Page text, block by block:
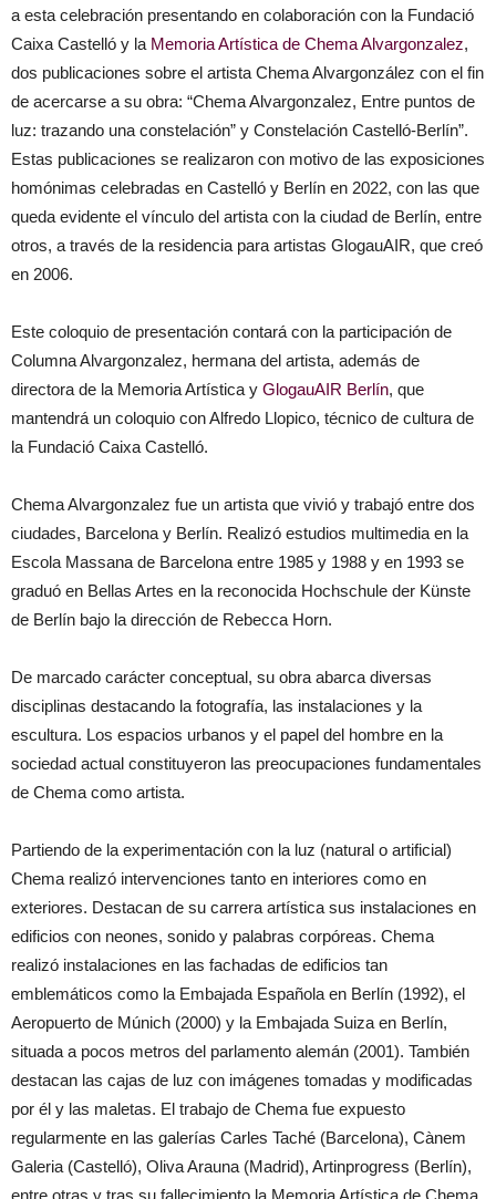
a esta celebración presentando en colaboración con la Fundació
Caixa Castelló y la Memoria Artística de Chema Alvargonzalez,
dos publicaciones sobre el artista Chema Alvargonzález con el fin
de acercarse a su obra: “Chema Alvargonzalez, Entre puntos de
luz: trazando una constelación” y Constelación Castelló-Berlín”.
Estas publicaciones se realizaron con motivo de las exposiciones
homónimas celebradas en Castelló y Berlín en 2022, con las que
queda evidente el vínculo del artista con la ciudad de Berlín, entre
otros, a través de la residencia para artistas GlogauAIR, que creó
en 2006.
Este coloquio de presentación contará con la participación de
Columna Alvargonzalez, hermana del artista, además de
directora de la Memoria Artística y GlogauAIR Berlín, que
mantendrá un coloquio con Alfredo Llopico, técnico de cultura de
la Fundació Caixa Castelló.
Chema Alvargonzalez fue un artista que vivió y trabajó entre dos
ciudades, Barcelona y Berlín. Realizó estudios multimedia en la
Escola Massana de Barcelona entre 1985 y 1988 y en 1993 se
graduó en Bellas Artes en la reconocida Hochschule der Künste
de Berlín bajo la dirección de Rebecca Horn.
De marcado carácter conceptual, su obra abarca diversas
disciplinas destacando la fotografía, las instalaciones y la
escultura. Los espacios urbanos y el papel del hombre en la
sociedad actual constituyeron las preocupaciones fundamentales
de Chema como artista.
Partiendo de la experimentación con la luz (natural o artificial)
Chema realizó intervenciones tanto en interiores como en
exteriores. Destacan de su carrera artística sus instalaciones en
edificios con neones, sonido y palabras corpóreas. Chema
realizó instalaciones en las fachadas de edificios tan
emblemáticos como la Embajada Española en Berlín (1992), el
Aeropuerto de Múnich (2000) y la Embajada Suiza en Berlín,
situada a pocos metros del parlamento alemán (2001). También
destacan las cajas de luz con imágenes tomadas y modificadas
por él y las maletas. El trabajo de Chema fue expuesto
regularmente en las galerías Carles Taché (Barcelona), Cànem
Galeria (Castelló), Oliva Arauna (Madrid), Artinprogress (Berlín),